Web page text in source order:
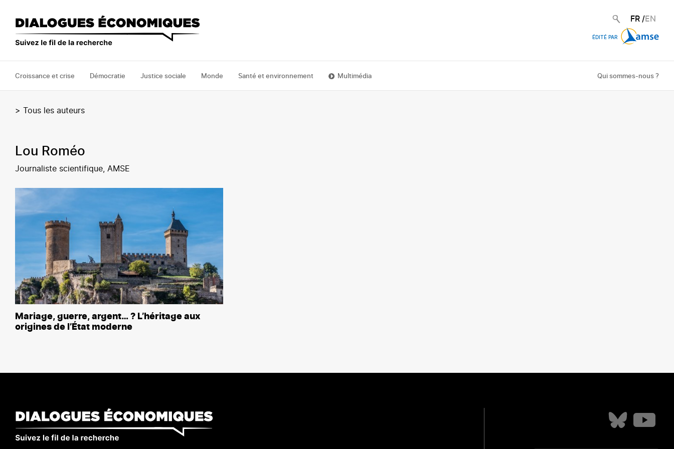
contenu
principal
FR /EN
ÉDITÉ PAR
Croissance et crise Démocratie Justice sociale Monde Santé et environnement Multimédia Qui sommes-nous ?
> Tous les auteurs
Lou Roméo
Journaliste scientifique, AMSE
Mariage, guerre, argent… ? L’héritage aux
origines de l’État moderne